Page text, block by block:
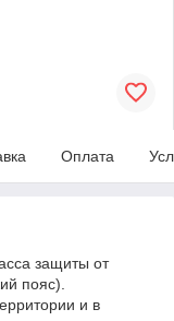
Оплата
защиты от
пояс).
и в